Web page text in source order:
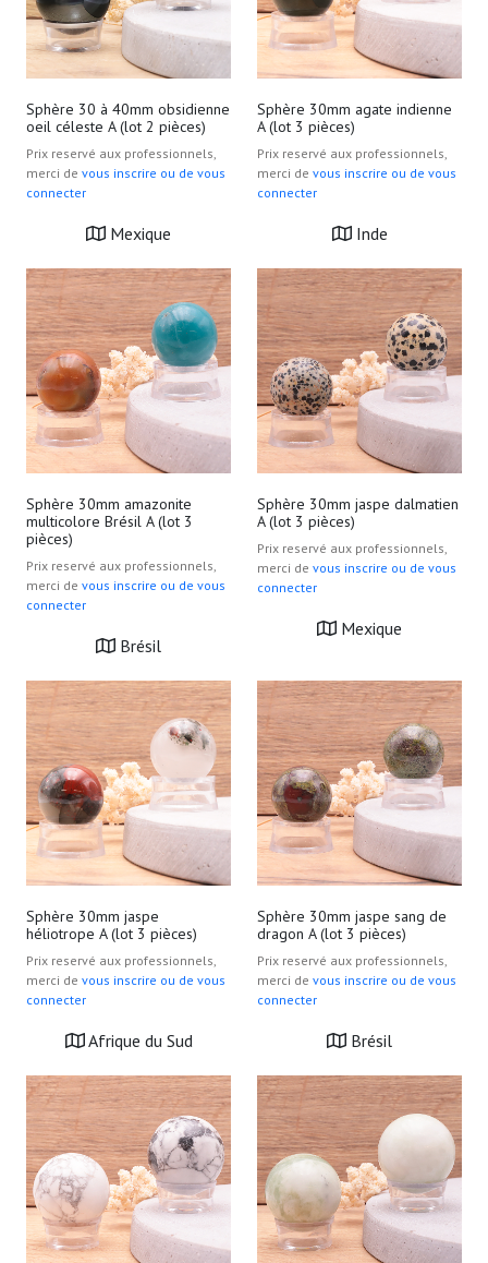
Sphère 30 à 40mm obsidienne
oeil céleste A (lot 2 pièces)
Prix reservé aux professionnels,
merci de vous inscrire ou de vous
connecter
Mexique
Sphère 30mm agate indienne
A (lot 3 pièces)
Prix reservé aux professionnels,
merci de vous inscrire ou de vous
connecter
Inde
Sphère 30mm amazonite
multicolore Brésil A (lot 3
pièces)
Prix reservé aux professionnels,
merci de vous inscrire ou de vous
connecter
Brésil
Sphère 30mm jaspe dalmatien
A (lot 3 pièces)
Prix reservé aux professionnels,
merci de vous inscrire ou de vous
connecter
Mexique
Sphère 30mm jaspe
héliotrope A (lot 3 pièces)
Prix reservé aux professionnels,
merci de vous inscrire ou de vous
connecter
Afrique du Sud
Sphère 30mm jaspe sang de
dragon A (lot 3 pièces)
Prix reservé aux professionnels,
merci de vous inscrire ou de vous
connecter
Brésil